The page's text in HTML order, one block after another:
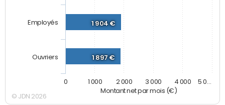
Montant net par mois (€)
1 904 €
1 897 €
Employés
Ouvriers
0 1 000 2 000 3 000 4 000 5 0…
© JDN 2026